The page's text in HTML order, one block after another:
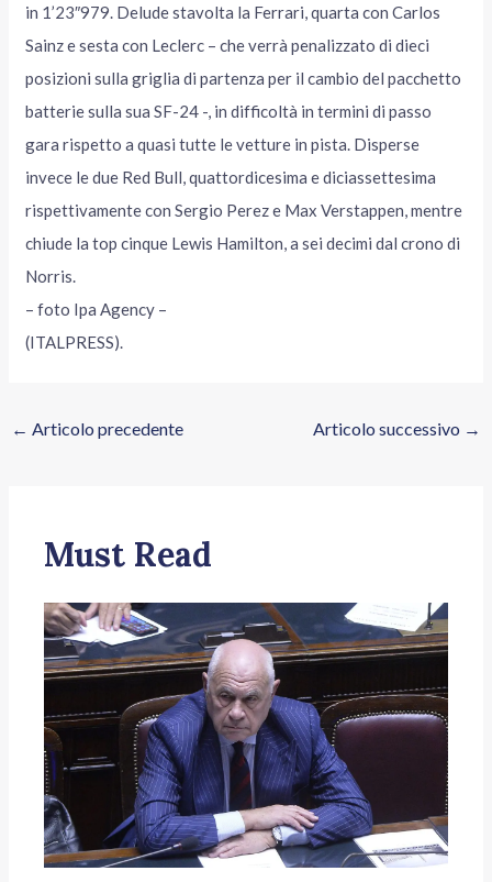
in 1’23″979. Delude stavolta la Ferrari, quarta con Carlos
Sainz e sesta con Leclerc – che verrà penalizzato di dieci
posizioni sulla griglia di partenza per il cambio del pacchetto
batterie sulla sua SF-24 -, in difficoltà in termini di passo
gara rispetto a quasi tutte le vetture in pista. Disperse
invece le due Red Bull, quattordicesima e diciassettesima
rispettivamente con Sergio Perez e Max Verstappen, mentre
chiude la top cinque Lewis Hamilton, a sei decimi dal crono di
Norris.
– foto Ipa Agency –
(ITALPRESS).
← Articolo precedente Articolo successivo →
Must Read